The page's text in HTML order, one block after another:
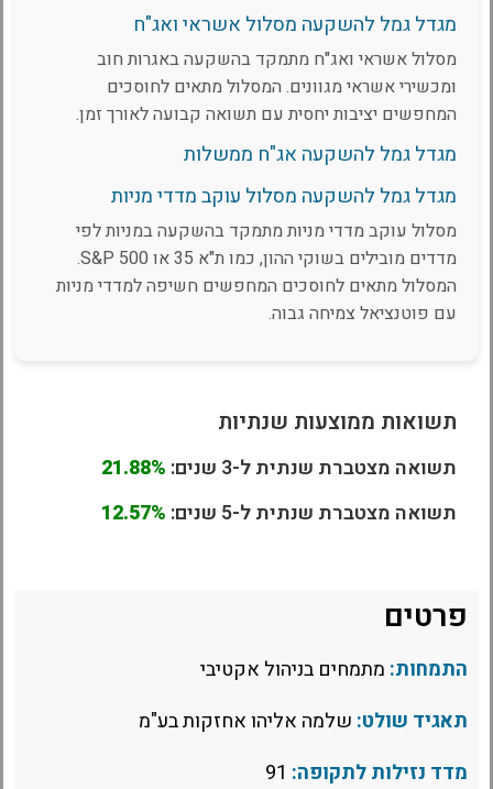
מגדל גמל להשקעה מסלול אשראי ואג"ח
מסלול אשראי ואג"ח מתמקד בהשקעה באגרות חוב
ומכשירי אשראי מגוונים. המסלול מתאים לחוסכים
המחפשים יציבות יחסית עם תשואה קבועה לאורך זמן.
מגדל גמל להשקעה אג"ח ממשלות
מגדל גמל להשקעה מסלול עוקב מדדי מניות
מסלול עוקב מדדי מניות מתמקד בהשקעה במניות לפי
מדדים מובילים בשוקי ההון, כמו ת"א 35 או S&P 500.
המסלול מתאים לחוסכים המחפשים חשיפה למדדי מניות
עם פוטנציאל צמיחה גבוה.
תשואות ממוצעות שנתיות
תשואה מצטברת שנתית ל-3 שנים:
21.88%
תשואה מצטברת שנתית ל-5 שנים:
12.57%
פרטים
התמחות: מתמחים בניהול אקטיבי
תאגיד שולט: שלמה אליהו אחזקות בע"מ
מדד נזילות לתקופה: